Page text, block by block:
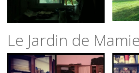
Le Jardin de Mamie